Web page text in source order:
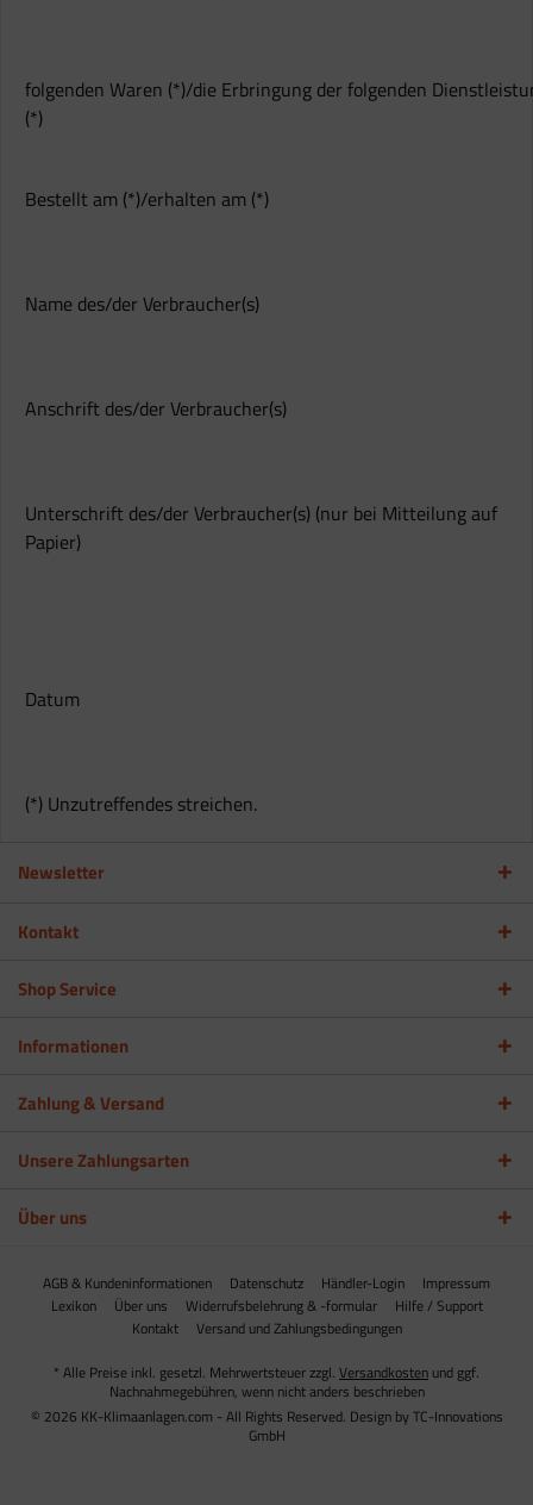
folgenden Waren (*)/die Erbringung der folgenden
(*)
Bestellt am (*)/erhalten am (*)
Name des/der Verbraucher(s)
Anschrift des/der Verbraucher(s)
Unterschrift des/der Verbraucher(s) (nur bei Mitteilung auf
Papier)
Datum
(*) Unzutreffendes streichen.
Newsletter
Kontakt
Shop Service
Informationen
Zahlung & Versand
Unsere Zahlungsarten
Über uns
AGB & Kundeninformationen Datenschutz Händler-Login
Impressum
Lexikon
Über uns Widerrufsbelehrung & -formular
Hilfe / Support
Kontakt
Versand und Zahlungsbedingungen
* Alle Preise inkl. gesetzl. Mehrwertsteuer zzgl. Versandkosten und ggf.
Nachnahmegebühren, wenn nicht anders beschrieben
© 2026 KK-Klimaanlagen.com - All Rights Reserved. Design byTC-Innovations
GmbH